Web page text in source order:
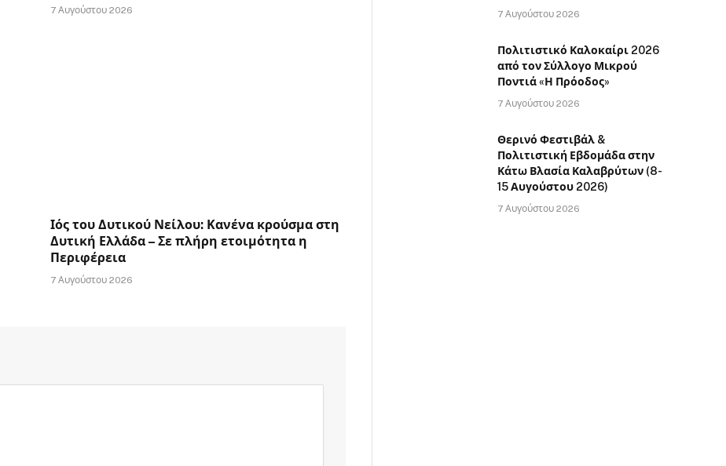
7 Αυγούστου 2026
Ιός του Δυτικού Νείλου: Κανένα κρούσμα στη
Δυτική Ελλάδα – Σε πλήρη ετοιμότητα η
Περιφέρεια
7 Αυγούστου 2026
7 Αυγούστου 2026
Πολιτιστικό Καλοκαίρι 2026
από τον Σύλλογο Μικρού
Ποντιά «Η Πρόοδος»
7 Αυγούστου 2026
Θερινό Φεστιβάλ &
Πολιτιστική Εβδομάδα στην
Κάτω Βλασία Καλαβρύτων (8-
15 Αυγούστου 2026)
7 Αυγούστου 2026